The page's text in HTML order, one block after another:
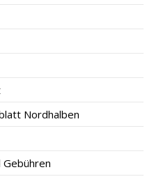
Nordhalben